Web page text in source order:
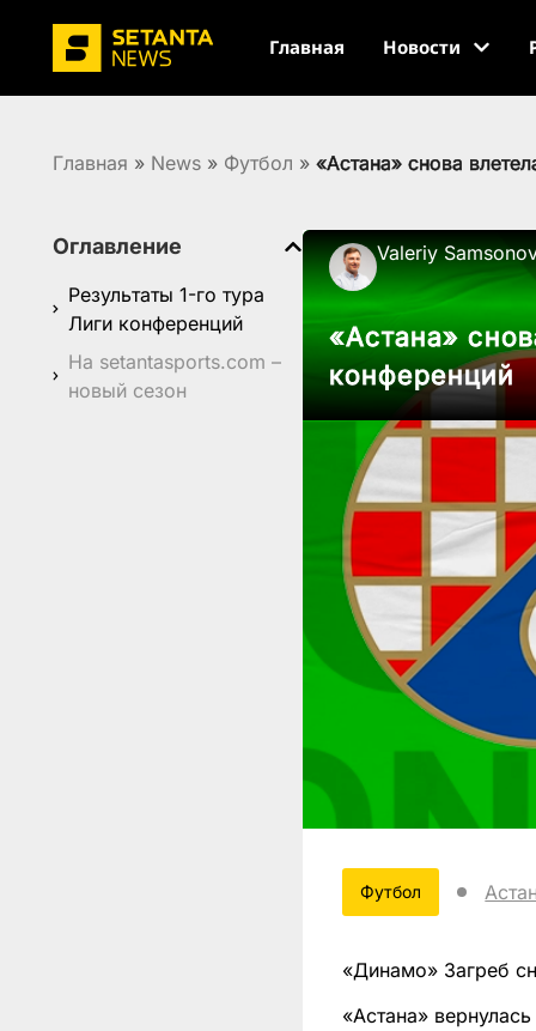
Главная Новости
Главная » News » Футбол » «Астана» снова
Оглавление
Результаты 1-го тура
Лиги конференций
На setantasports.com –
новый сезон
Valeriy
«Астана»
конференций
Футбол
«Динамо» Загреб
«Астана»